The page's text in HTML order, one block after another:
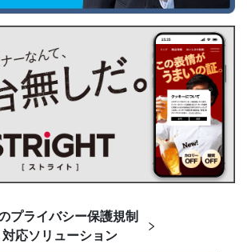
プライバシー保護規制
対応ソリューション